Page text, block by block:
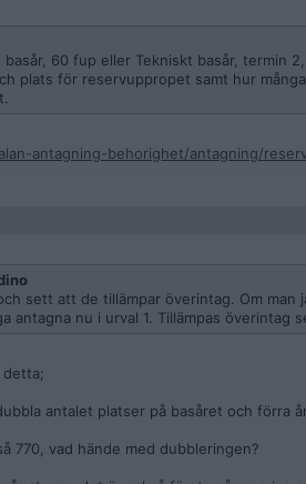
60 fup eller Tekniskt basår, termin
plats för reservuppropet samt hur
antagning-behorighet/antagning/
sett att de tillämpar överintag. Om
antagna nu i urval 1. Tillämpas överintag
detta;
antalet platser på basåret och förra
770, vad hände med dubbleringen?